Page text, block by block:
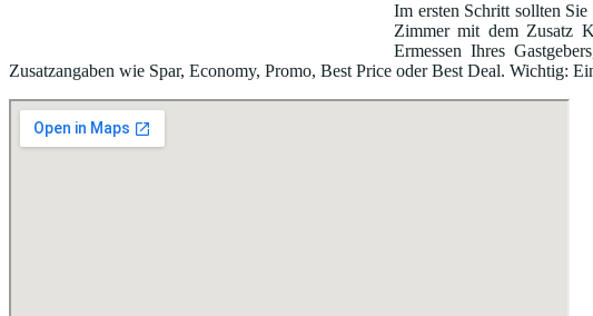
Im ersten Schritt sollten
Zimmer mit dem Zusatz
Ermessen Ihres
Zusatzangaben wie Spar, Economy, Promo, Best Price oder Best Deal. Wichtig: